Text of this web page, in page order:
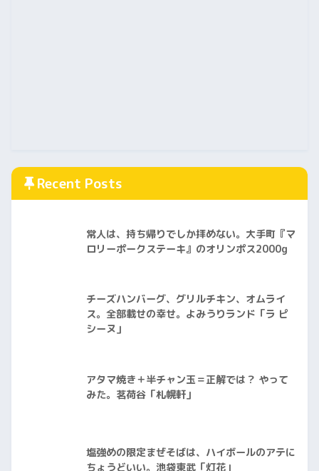
Recent Posts
常人は、持ち帰りでしか拝めない。大手町『マ
ロリーポークステーキ』のオリンポス2000g
チーズハンバーグ、グリルチキン、オムライ
ス。全部載せの幸せ。よみうりランド「ラ ピ
シーヌ」
アタマ焼き＋半チャン玉＝正解では？ やって
みた。茗荷谷「札幌軒」
塩強めの限定まぜそばは、ハイボールのアテに
ちょうどいい。池袋東武「灯花」